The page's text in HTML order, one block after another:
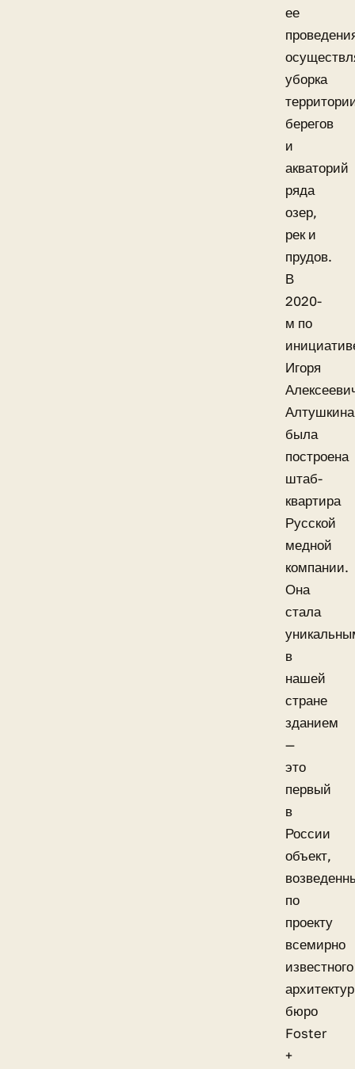
ее
уборка
берегов
и
акваторий
ряда
озер,
рек и
прудов.
В
2020-
м по
Игоря
Алтушкина
была
построена
штаб-
квартира
Русской
медной
компании.
Она
стала
в
нашей
стране
зданием
—
это
первый
в
России
объект,
по
проекту
всемирно
известного
бюро
Foster
+